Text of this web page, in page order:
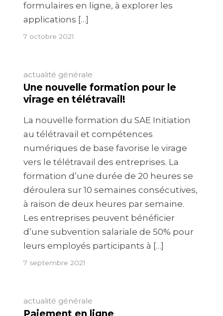
formulaires en ligne, à explorer les
applications […]
7 octobre 2021
actualité générale
Une nouvelle formation pour le
virage en télétravail!
La nouvelle formation du SAE Initiation
au télétravail et compétences
numériques de base favorise le virage
vers le télétravail des entreprises. La
formation d’une durée de 20 heures se
déroulera sur 10 semaines consécutives,
à raison de deux heures par semaine.
Les entreprises peuvent bénéficier
d’une subvention salariale de 50% pour
leurs employés participants à […]
7 septembre 2021
actualité générale